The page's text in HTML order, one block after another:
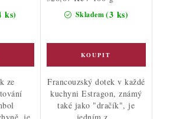
ks)
ze
je
Skladem(3 ks)
Francouzský dotek v každé
kuchyni Estragon, známý
také jako "dračík", je
jedním z...